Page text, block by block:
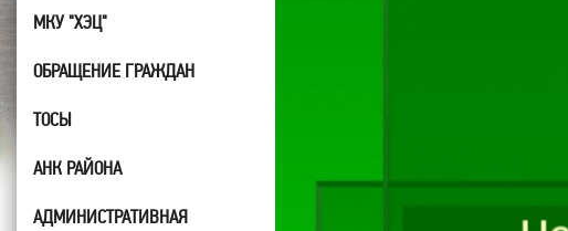
МКУ "ХЭЦ"
ОБРАЩЕНИЕ ГРАЖДАН
ТОСЫ
АНК РАЙОНА
АДМИНИСТРАТИВНАЯ